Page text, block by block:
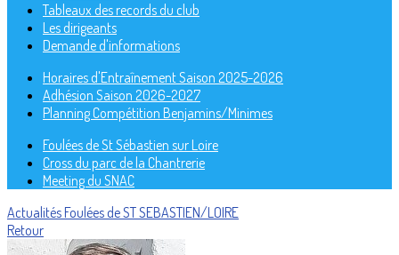
Tableaux des records du club
Les dirigeants
Demande d'informations
Horaires d'Entraînement Saison 2025-2026
Adhésion Saison 2026-2027
Planning Compétition Benjamins/Minimes
Foulées de St Sébastien sur Loire
Cross du parc de la Chantrerie
Meeting du SNAC
ActualitésFoulées de ST SEBASTIEN/LOIRE
Retour